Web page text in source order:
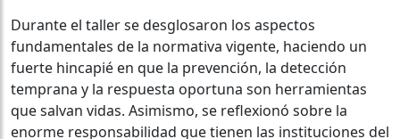
Durante el taller se desglosaron los aspectos
fundamentales de la normativa vigente, haciendo un
fuerte hincapié en que la prevención, la detección
temprana y la respuesta oportuna son herramientas
que salvan vidas. Asimismo, se reflexionó sobre la
enorme responsabilidad que tienen las instituciones del